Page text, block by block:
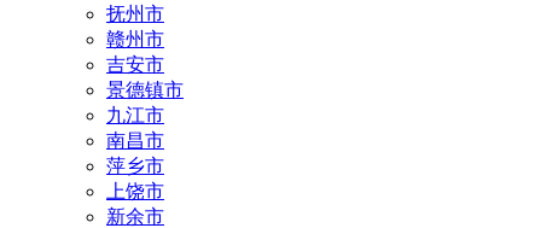
抚州市
赣州市
吉安市
景德镇市
九江市
南昌市
萍乡市
上饶市
新余市